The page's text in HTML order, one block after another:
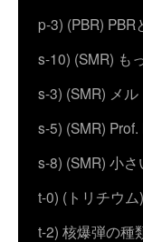
p-3) (PBR) PBR
s-10) (SMR) も
s-3) (SMR) メ
s-5) (SMR)
s-8) (SMR) 小
t-0) (トリチウ
t-2) 核爆弾の種